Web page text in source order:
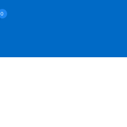
0